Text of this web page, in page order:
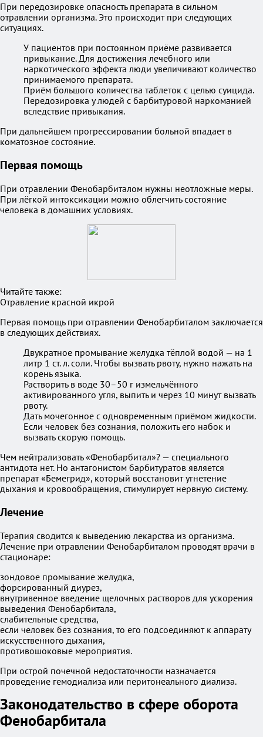
При передозировке опасность препарата в сильном
отравлении организма. Это происходит при следующих
ситуациях.
У пациентов при постоянном приёме развивается
привыкание. Для достижения лечебного или
наркотического эффекта люди увеличивают количество
принимаемого препарата.
Приём большого количества таблеток с целью суицида.
Передозировка у людей с барбитуровой наркоманией
вследствие привыкания.
При дальнейшем прогрессировании больной впадает в
коматозное состояние.
Первая помощь
При отравлении Фенобарбиталом нужны неотложные меры.
При лёгкой интоксикации можно облегчить состояние
человека в домашних условиях.
Читайте также:
Отравление красной икрой
Первая помощь при отравлении Фенобарбиталом заключается
в следующих действиях.
Двукратное промывание желудка тёплой водой — на 1
литр 1 ст. л. соли. Чтобы вызвать рвоту, нужно нажать на
корень языка.
Растворить в воде 30–50 г измельчённого
активированного угля, выпить и через 10 минут вызвать
рвоту.
Дать мочегонное с одновременным приёмом жидкости.
Если человек без сознания, положить его набок и
вызвать скорую помощь.
Чем нейтрализовать «Фенобарбитал»? — специального
антидота нет. Но антагонистом барбитуратов является
препарат «Бемегрид», который восстановит угнетение
дыхания и кровообращения, стимулирует нервную систему.
Лечение
Терапия сводится к выведению лекарства из организма.
Лечение при отравлении Фенобарбиталом проводят врачи в
стационаре:
зондовое промывание желудка,
форсированный диурез,
внутривенное введение щелочных растворов для ускорения
выведения Фенобарбитала,
слабительные средства,
если человек без сознания, то его подсоединяют к аппарату
искусственного дыхания,
противошоковые мероприятия.
При острой почечной недостаточности назначается
проведение гемодиализа или перитонеального диализа.
Законодательство в сфере оборота
Фенобарбитала